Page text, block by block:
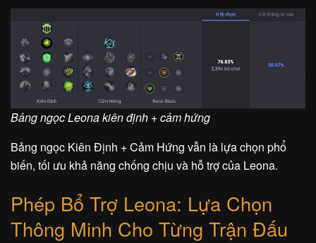
Bảng ngọc Leona kiên định + cảm hứng
Bảng ngọc Kiên Định + Cảm Hứng vẫn là lựa chọn phổ
biến, tối ưu khả năng chống chịu và hỗ trợ của Leona.
Phép Bổ Trợ Leona: Lựa Chọn
Thông Minh Cho Từng Trận Đấu